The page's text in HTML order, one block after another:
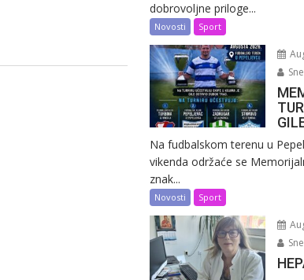
dobrovoljne priloge...
Novosti Sport
Na fudbalskom terenu u
vikenda održaće se
znak...
Novosti Sport